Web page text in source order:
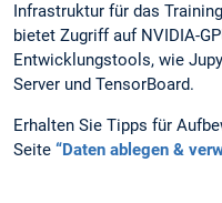
Infrastruktur für das
bietet Zugriff auf NVIDIA-
Entwicklungstools, wie
Server und TensorBoard.
Erhalten Sie Tipps für
Seite “Daten ablegen &